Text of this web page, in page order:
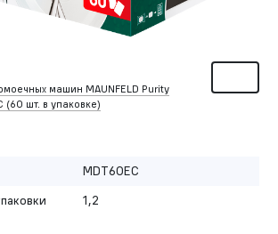
машин MAUNFELD Purity
(60 шт. в упаковке)
MDT60EC
1,2